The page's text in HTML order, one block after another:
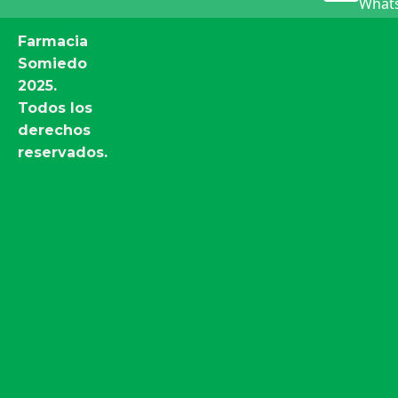
Farmacia
Somiedo
2025.
Todos los
derechos
reservados.